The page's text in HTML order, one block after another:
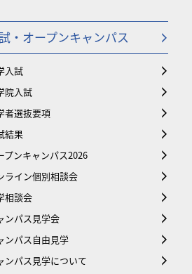
・オープンキャンパス
入試
院入試
者選抜要項
結果
プンキャンパス2026
ライン個別相談会
相談会
ンパス見学会
ンパス自由見学
ンパス見学について